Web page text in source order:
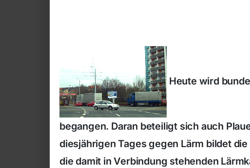
Heute wird
begangen. Daran beteiligt sich auch
diesjährigen Tages gegen Lärm bildet
die damit in Verbindung stehenden